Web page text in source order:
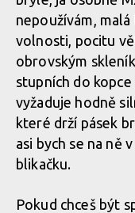
nepoužívám,
volnosti, pocitu
obrovským
stupních do
vyžaduje hodně
které drží pásek
asi bych se na ně
blikačku.
Pokud chceš být